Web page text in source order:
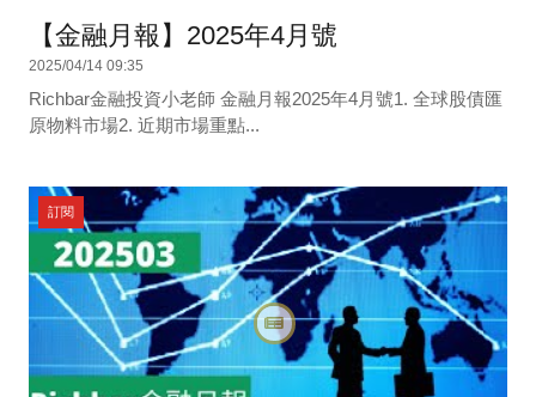
【金融月報】2025年4月號
2025/04/14 09:35
Richbar金融投資小老師 金融月報2025年4月號1. 全球股債匯
原物料市場2. 近期市場重點...
訂閱